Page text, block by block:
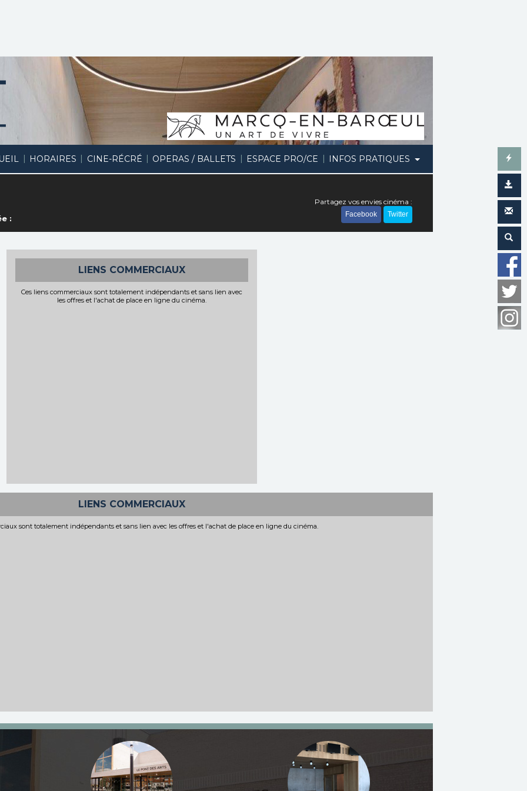
| HORAIRES | CINE-RÉCRÉ | OPERAS / BALLETS | ESPACE PRO/CE | INFOS PRATIQUES
:
Partagez vos envies cinéma :
Facebook Twitter
LIENS COMMERCIAUX
Ces liens commerciaux sont totalement indépendants et sans lien avec
les offres et l'achat de place en ligne du cinéma.
LIENS COMMERCIAUX
sont totalement indépendants et sans lien avec les offres et l'achat de place en ligne du cinéma.